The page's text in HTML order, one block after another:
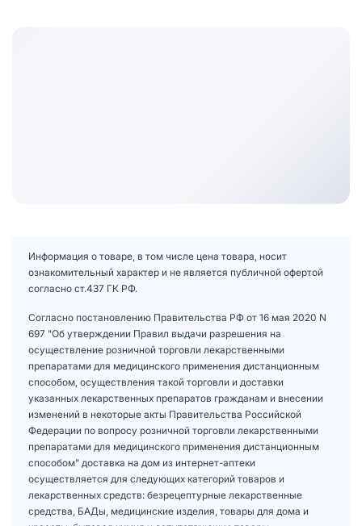
Информация о товаре, в том числе цена товара, носит
ознакомительный характер и не является публичной офертой
согласно ст.437 ГК РФ.
Согласно постановлению Правительства РФ от 16 мая 2020 N
697 "Об утверждении Правил выдачи разрешения на
осуществление розничной торговли лекарственными
препаратами для медицинского применения дистанционным
способом, осуществления такой торговли и доставки
указанных лекарственных препаратов гражданам и внесении
изменений в некоторые акты Правительства Российской
Федерации по вопросу розничной торговли лекарственными
препаратами для медицинского применения дистанционным
способом" доставка на дом из интернет-аптеки
осуществляется для следующих категорий товаров и
лекарственных средств: безрецептурные лекарственные
средства, БАДы, медицинские изделия, товары для дома и